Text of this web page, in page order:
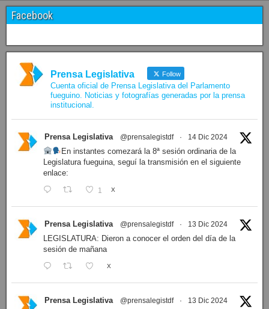
Facebook
Prensa Legislativa Follow
Cuenta oficial de Prensa Legislativa del Parlamento
fueguino. Noticias y fotografías generadas por la prensa
institucional.
Prensa Legislativa @prensalegistdf · 14 Dic 2024
En instantes comezará la 8ª sesión ordinaria de la
Legislatura fueguina, seguí la transmisión en el siguiente
enlace:
1 X
Prensa Legislativa @prensalegistdf · 13 Dic 2024
LEGISLATURA: Dieron a conocer el orden del día de la
sesión de mañana
X
Prensa Legislativa @prensalegistdf · 13 Dic 2024